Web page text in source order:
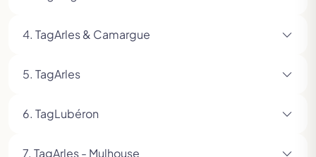
4. TagArles & Camargue
5. TagArles
6. TagLubéron
7. TagArles - Mulhouse